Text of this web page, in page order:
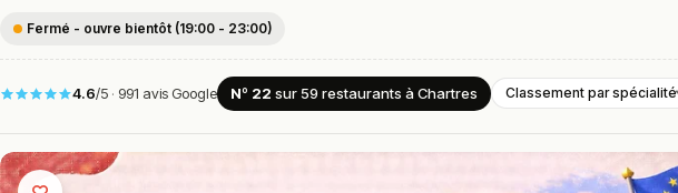
Fermé - ouvre bientôt (19:00 - 23:00)
4.6/5 · 991 avis Google Nº 22 sur 59 restaurants à Chartres Classement par spécialité